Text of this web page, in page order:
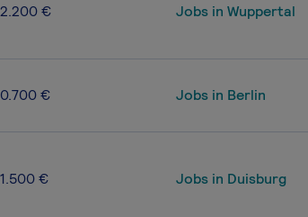
€ Jobs in Wuppertal
€ Jobs in Berlin
€ Jobs in Duisburg